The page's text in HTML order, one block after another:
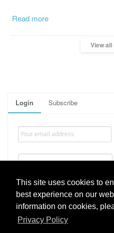
This site uses cookies to
best experience on our
information on cookies,
Privacy Policy
Login Subscribe
Remember me
Lost password
Read more
View all